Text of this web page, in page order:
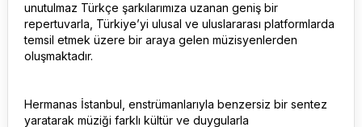
unutulmaz Türkçe şarkılarımıza uzanan geniş bir
repertuvarla, Türkiye’yi ulusal ve uluslararası platformlarda
temsil etmek üzere bir araya gelen müzisyenlerden
oluşmaktadır.
Hermanas İstanbul, enstrümanlarıyla benzersiz bir sentez
yaratarak müziği farklı kültür ve duygularla